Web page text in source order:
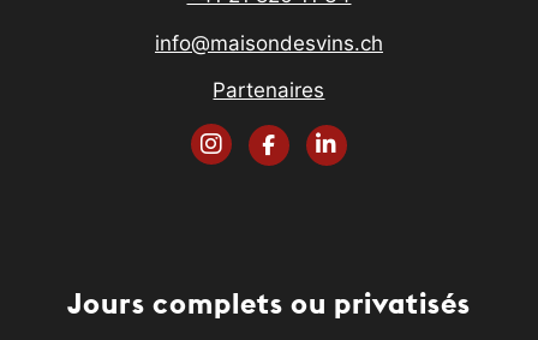
info@maisondesvins.ch
Partenaires
Jours complets ou privatisés